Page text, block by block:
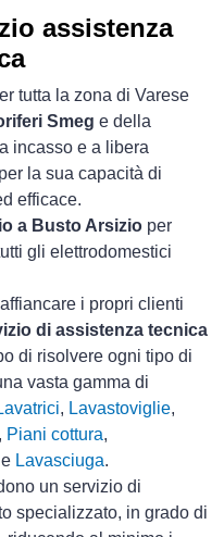
assistenza
tutta la zona di Varese
Smeg e della
incasso e a libera
la sua capacità di
efficace.
a Busto Arsizio per
gli elettrodomestici
i propri clienti
di assistenza tecnica
di risolvere ogni tipo di
vasta gamma di
, Lavastoviglie,
, Piani cottura,
e Lavasciuga.
un servizio di
specializzato, in grado di